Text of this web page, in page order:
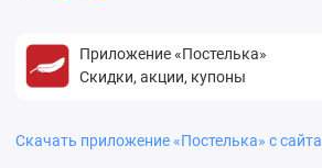
Приложение «Постелька»
Скидки, акции, купоны
Скачать приложение «Постелька» с сайта